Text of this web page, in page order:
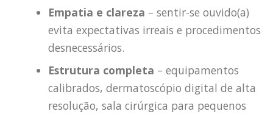
Empatia e clareza – sentir-se ouvido(a)
evita expectativas irreais e procedimentos
desnecessários.
Estrutura completa – equipamentos
calibrados, dermatoscópio digital de alta
resolução, sala cirúrgica para pequenos